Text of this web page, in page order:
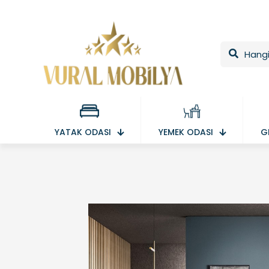
YATAK ODASI YEMEK ODASI